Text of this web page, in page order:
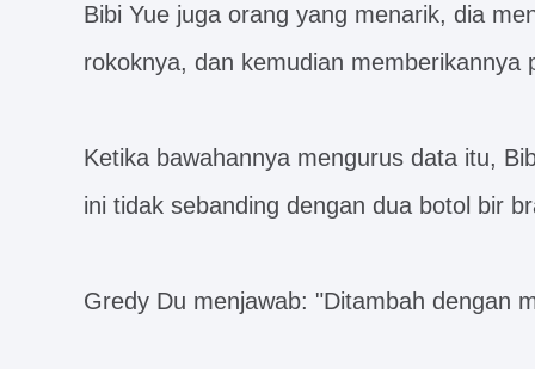
Bibi Yue juga orang yang menarik, dia
rokoknya, dan kemudian memberikannya
Ketika bawahannya mengurus data itu,
ini tidak sebanding dengan dua botol bir
Gredy Du menjawab: "Ditambah dengan